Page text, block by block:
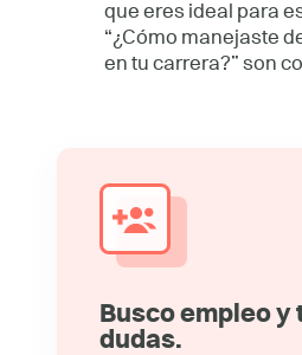
que eres ideal para
“¿Cómo manejaste
en tu carrera?” son
Busco empleo y
dudas.